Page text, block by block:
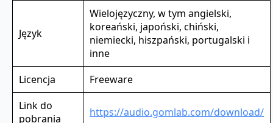
Język
Wielojęzyczny, w tym angielski,
koreański, japoński, chiński,
niemiecki, hiszpański, portugalski i
inne
Licencja
Freeware
Link do
pobrania
https://audio.gomlab.com/download/